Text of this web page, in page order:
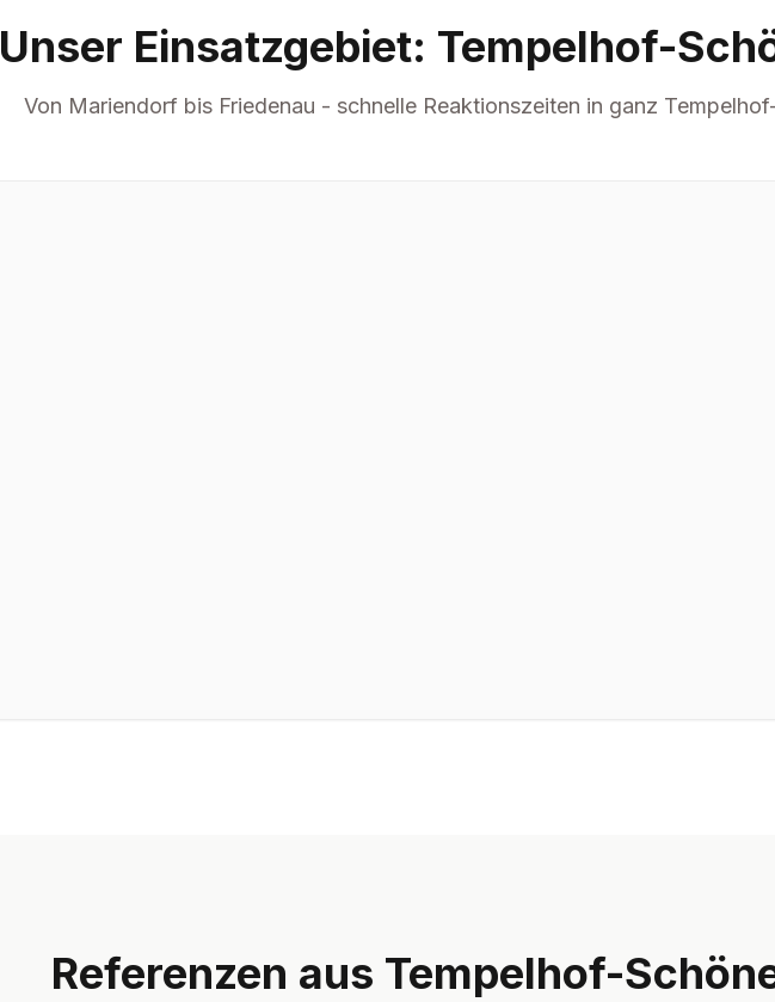
Unser Einsatzgebiet: Tempelhof-
Von Mariendorf bis Friedenau - schnelle Reaktionszeiten in ganz
Referenzen aus Tempelhof-